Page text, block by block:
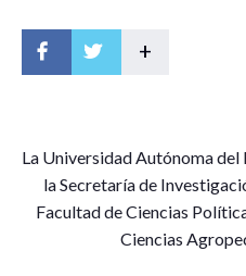
+
La Universidad Autónoma del
la Secretaría de
Facultad de Ciencias
Ciencias